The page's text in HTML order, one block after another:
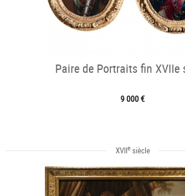
Paire de Portraits fin XVIIe
9 000 €
XVIIesiècle